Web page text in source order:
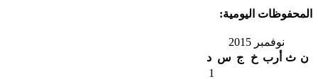
المحفوظات اليومية:
نوفمبر 2015
ن ث أرب خ ج س د
1